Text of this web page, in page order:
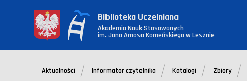
Biblioteka Uczelniana
Akademia Nauk Stosowanych
im. Jana Amosa Komeńskiego w Lesznie
Aktualności Informator czytelnika Katalogi Zbiory